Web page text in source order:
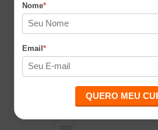
R$27,50 de
Nome*
Email*
QUERO MEU